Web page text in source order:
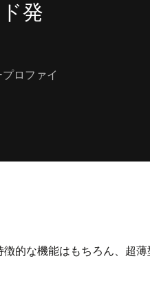
発
ロファイ
的な機能はもちろん、超